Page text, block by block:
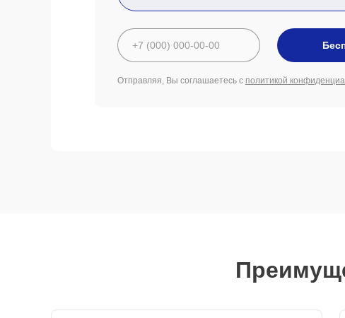
Отправляя, Вы соглашаетесь с политикой